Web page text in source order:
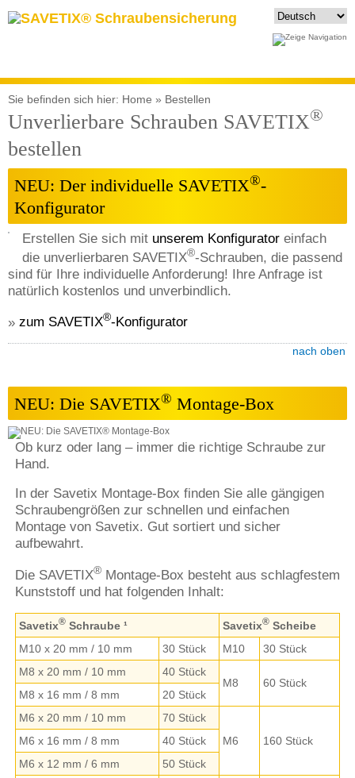
Sie befinden sich hier: Home » Bestellen
Unverlierbare Schrauben SAVETIX®
bestellen
NEU: Der individuelle SAVETIX®-
Konfigurator
Erstellen Sie sich mit unserem Konfigurator einfach
die unverlierbaren SAVETIX®-Schrauben, die passend
sind für Ihre individuelle Anforderung! Ihre Anfrage ist
natürlich kostenlos und unverbindlich.
» zum SAVETIX®-Konfigurator
nach oben
NEU: Die SAVETIX® Montage-Box
Ob kurz oder lang – immer die richtige Schraube zur
Hand.
In der Savetix Montage-Box finden Sie alle gängigen
Schraubengrößen zur schnellen und einfachen
Montage von Savetix. Gut sortiert und sicher
aufbewahrt.
Die SAVETIX®Montage-Box besteht aus schlagfestem
Kunststoff und hat folgenden Inhalt:
Savetix®Schraube ¹ Savetix®Scheibe
M10 x 20 mm / 10 mm
30 Stück M10
30 Stück
M8 x 20 mm / 10 mm
40 Stück
M8
60 Stück
M8 x 16 mm / 8 mm
20 Stück
M6 x 20 mm / 10 mm
70 Stück
M6
160 Stück
M6 x 16 mm / 8 mm
40 Stück
M6 x 12 mm / 6 mm
50 Stück